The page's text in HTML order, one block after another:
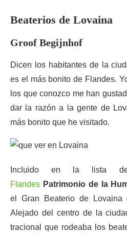
Beaterios de Lovaina
Groof Begijnhof
Dicen los habitantes de la
es el más bonito de Flandes.
los que conozco me han
dar la razón a la gente de
más bonito que he visitado.
Incluido en la lista
Flandes Patrimonio de la
el Gran Beaterio de
Alejado del centro de la
tracional que rodeaba los